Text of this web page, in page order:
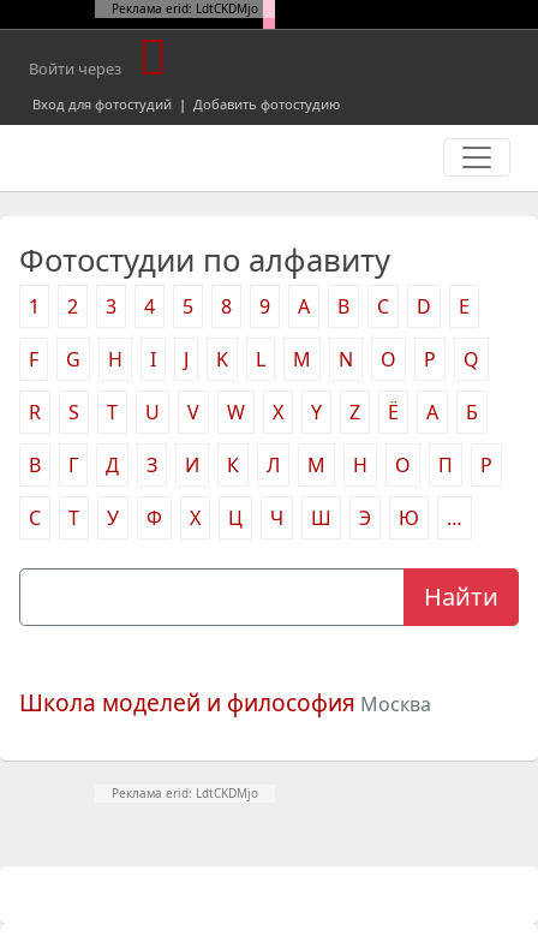
Реклама erid: LdtCKDMjo
Войти через
Вход для фотостудий | Добавить фотостудию
Фотостудии по алфавиту
1 2 3 4 5 8 9 A B C D
E
F
G H I J K L M N O P
Q
R
S T U V W X Y Z Ё А
Б
В
Г Д З И К Л М Н О П
Р
С
Т У Ф Х Ц Ч Ш Э Ю …
Школа моделей и философия Москва
Реклама erid: LdtCKDMjo